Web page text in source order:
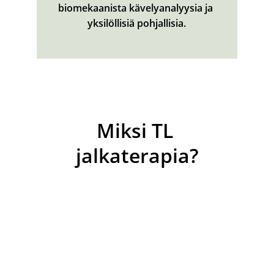
biomekaanista kävelyanalyysia ja
yksilöllisiä pohjallisia.
Miksi TL
jalkaterapia?